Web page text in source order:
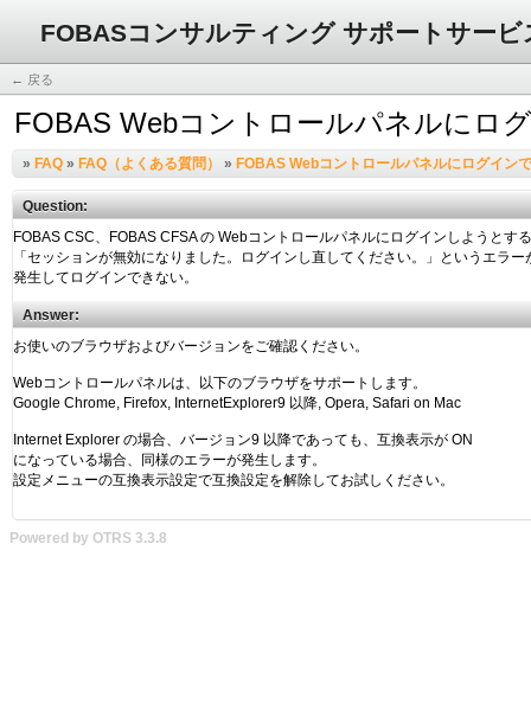
FOBASコンサルティング サポートサービ
← 戻る
FOBAS Webコントロールパネルにロ
» FAQ » FAQ（よくある質問） » FOBAS Webコントロールパネルにログイン
Question:
Answer:
Powered by OTRS 3.3.8